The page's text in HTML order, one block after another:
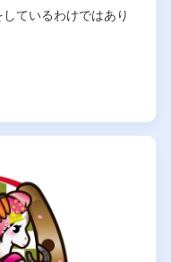
ているわけではあり